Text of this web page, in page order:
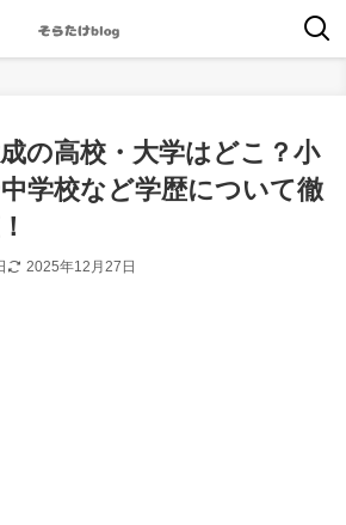
の高校・大学はどこ？小
学校など学歴について徹
2025年12月27日